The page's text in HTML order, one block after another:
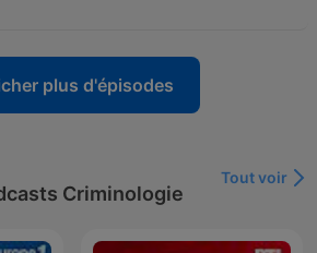
plus d'épisodes
Criminologie
Tout voir